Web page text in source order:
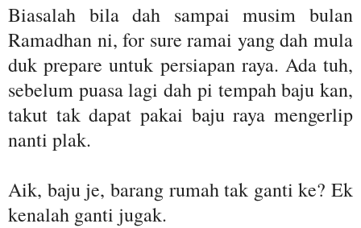
Biasalah bila dah sampai musim bulan
Ramadhan ni, for sure ramai yang dah mula
duk prepare untuk persiapan raya. Ada tuh,
sebelum puasa lagi dah pi tempah baju kan,
takut tak dapat pakai baju raya mengerlip
nanti plak.
Aik, baju je, barang rumah tak ganti ke? Ek
kenalah ganti jugak.